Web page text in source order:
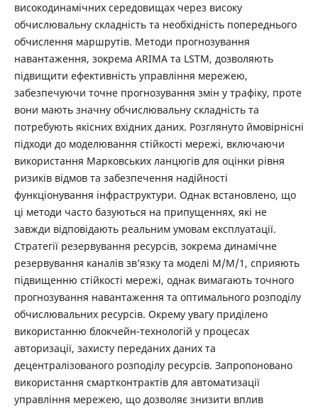
високодинамічних середовищах через високу
обчислювальну складність та необхідність попереднього
обчислення маршрутів. Методи прогнозування
навантаження, зокрема ARIMA та LSTM, дозволяють
підвищити ефективність управління мережею,
забезпечуючи точне прогнозування змін у трафіку, проте
вони мають значну обчислювальну складність та
потребують якісних вхідних даних. Розглянуто ймовірнісні
підходи до моделювання стійкості мережі, включаючи
використання Марковських ланцюгів для оцінки рівня
ризиків відмов та забезпечення надійності
функціонування інфраструктури. Однак встановлено, що
ці методи часто базуються на припущеннях, які не
завжди відповідають реальним умовам експлуатації.
Стратегії резервування ресурсів, зокрема динамічне
резервування каналів зв’язку та моделі M/M/1, сприяють
підвищенню стійкості мережі, однак вимагають точного
прогнозування навантаження та оптимального розподілу
обчислювальних ресурсів. Окрему увагу приділено
використанню блокчейн-технологій у процесах
авторизації, захисту переданих даних та
децентралізованого розподілу ресурсів. Запропоновано
використання смартконтрактів для автоматизації
управління мережею, що дозволяє знизити вплив